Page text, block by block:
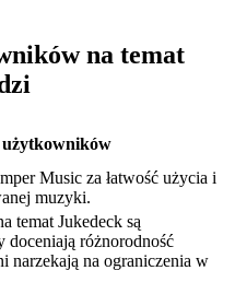
na temat
Music za łatwość użycia i
muzyki.
temat Jukedeck są
doceniają różnorodność
narzekają na ograniczenia w